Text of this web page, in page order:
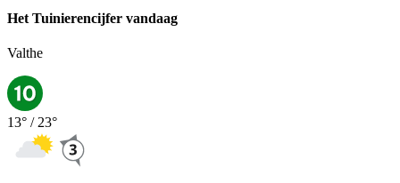
Het Tuinierencijfer vandaag
Valthe
13° / 23°